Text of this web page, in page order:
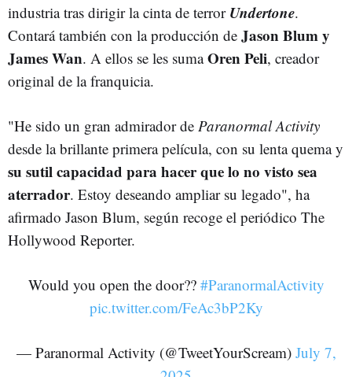
industria tras dirigir la cinta de terror Undertone.
Contará también con la producción de Jason Blum y
James Wan. A ellos se les sumaOren Peli, creador
original de la franquicia.
"He sido un gran admirador de Paranormal Activity
desde la brillante primera película, con su lenta quema y
su sutil capacidad para hacer que lo no visto sea
aterrador. Estoy deseando ampliar su legado", ha
afirmado Jason Blum, según recoge el periódico The
Hollywood Reporter.
Would you open the door?? #ParanormalActivity
pic.twitter.com/FeAc3bP2Ky
— Paranormal Activity (@TweetYourScream) July 7,